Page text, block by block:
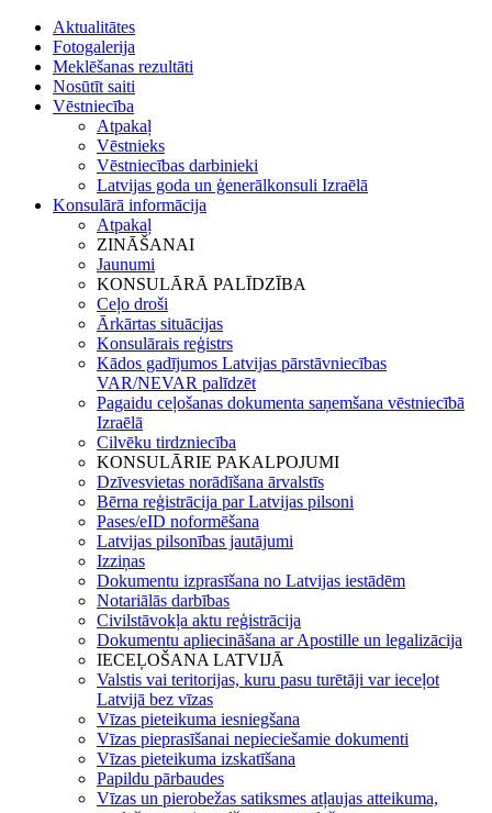
Aktualitātes
Fotogalerija
Meklēšanas rezultāti
Nosūtīt saiti
Vēstniecība
Atpakaļ
Vēstnieks
Vēstniecības darbinieki
Latvijas goda un ģenerālkonsuli Izraēlā
Konsulārā informācija
Atpakaļ
ZINĀŠANAI
Jaunumi
KONSULĀRĀ PALĪDZĪBA
Ceļo droši
Ārkārtas situācijas
Konsulārais reģistrs
Kādos gadījumos Latvijas pārstāvniecības
VAR/NEVAR palīdzēt
Pagaidu ceļošanas dokumenta saņemšana vēstniecībā
Izraēlā
Cilvēku tirdzniecība
KONSULĀRIE PAKALPOJUMI
Dzīvesvietas norādīšana ārvalstīs
Bērna reģistrācija par Latvijas pilsoni
Pases/eID noformēšana
Latvijas pilsonības jautājumi
Izziņas
Dokumentu izprasīšana no Latvijas iestādēm
Notariālās darbības
Civilstāvokļa aktu reģistrācija
Dokumentu apliecināšana ar Apostille un legalizācija
IECEĻOŠANA LATVIJĀ
Valstis vai teritorijas, kuru pasu turētāji var ieceļot
Latvijā bez vīzas
Vīzas pieteikuma iesniegšana
Vīzas pieprasīšanai nepieciešamie dokumenti
Vīzas pieteikuma izskatīšana
Papildu pārbaudes
Vīzas un pierobežas satiksmes atļaujas atteikuma,